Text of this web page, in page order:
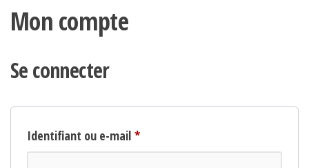
Mon compte
Se connecter
Identifiant ou e-mail *Obligatoire